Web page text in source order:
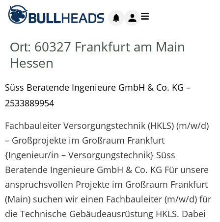
Ort: 60327 Frankfurt am Main
Hessen
Süss Beratende Ingenieure GmbH & Co. KG –
2533889954
Fachbauleiter Versorgungstechnik (HKLS) (m/w/d)
– Großprojekte im Großraum Frankfurt
{Ingenieur/in – Versorgungstechnik} Süss
Beratende Ingenieure GmbH & Co. KG Für unsere
anspruchsvollen Projekte im Großraum Frankfurt
(Main) suchen wir einen Fachbauleiter (m/w/d) für
die Technische Gebäudeausrüstung HKLS. Dabei